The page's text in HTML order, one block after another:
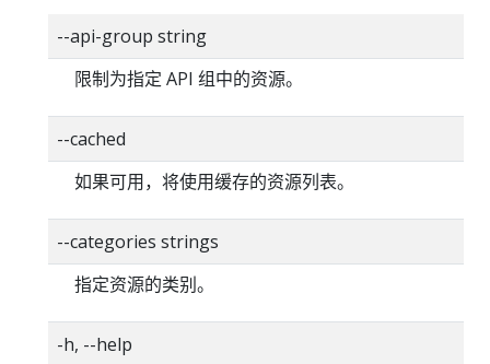
--api-group string
限制为指定 API 组中的资源。
--cached
如果可用，将使用缓存的资源列表。
--categories strings
指定资源的类别。
-h, --help